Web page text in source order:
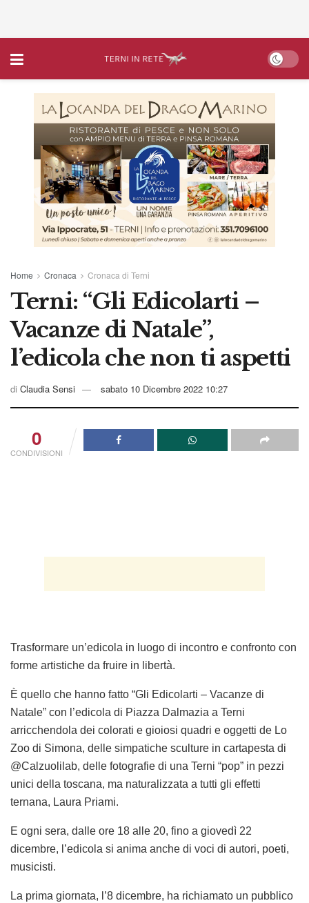
Home Cronaca Cronaca di Terni
Terni: “Gli Edicolarti –
Vacanze di Natale”,
l’edicola che non ti aspetti
di Claudia Sensi sabato 10 Dicembre 2022 10:27
0
CONDIVISIONI
Trasformare un’edicola in luogo di incontro e confronto con
forme artistiche da fruire in libertà.
È quello che hanno fatto “Gli Edicolarti – Vacanze di
Natale” con l’edicola di Piazza Dalmazia a Terni
arricchendola dei colorati e gioiosi quadri e oggetti de Lo
Zoo di Simona, delle simpatiche sculture in cartapesta di
@Calzuolilab, delle fotografie di una Terni “pop” in pezzi
unici della toscana, ma naturalizzata a tutti gli effetti
ternana, Laura Priami.
E ogni sera, dalle ore 18 alle 20, fino a giovedì 22
dicembre, l’edicola si anima anche di voci di autori, poeti,
musicisti.
La prima giornata, l’8 dicembre, ha richiamato un pubblico